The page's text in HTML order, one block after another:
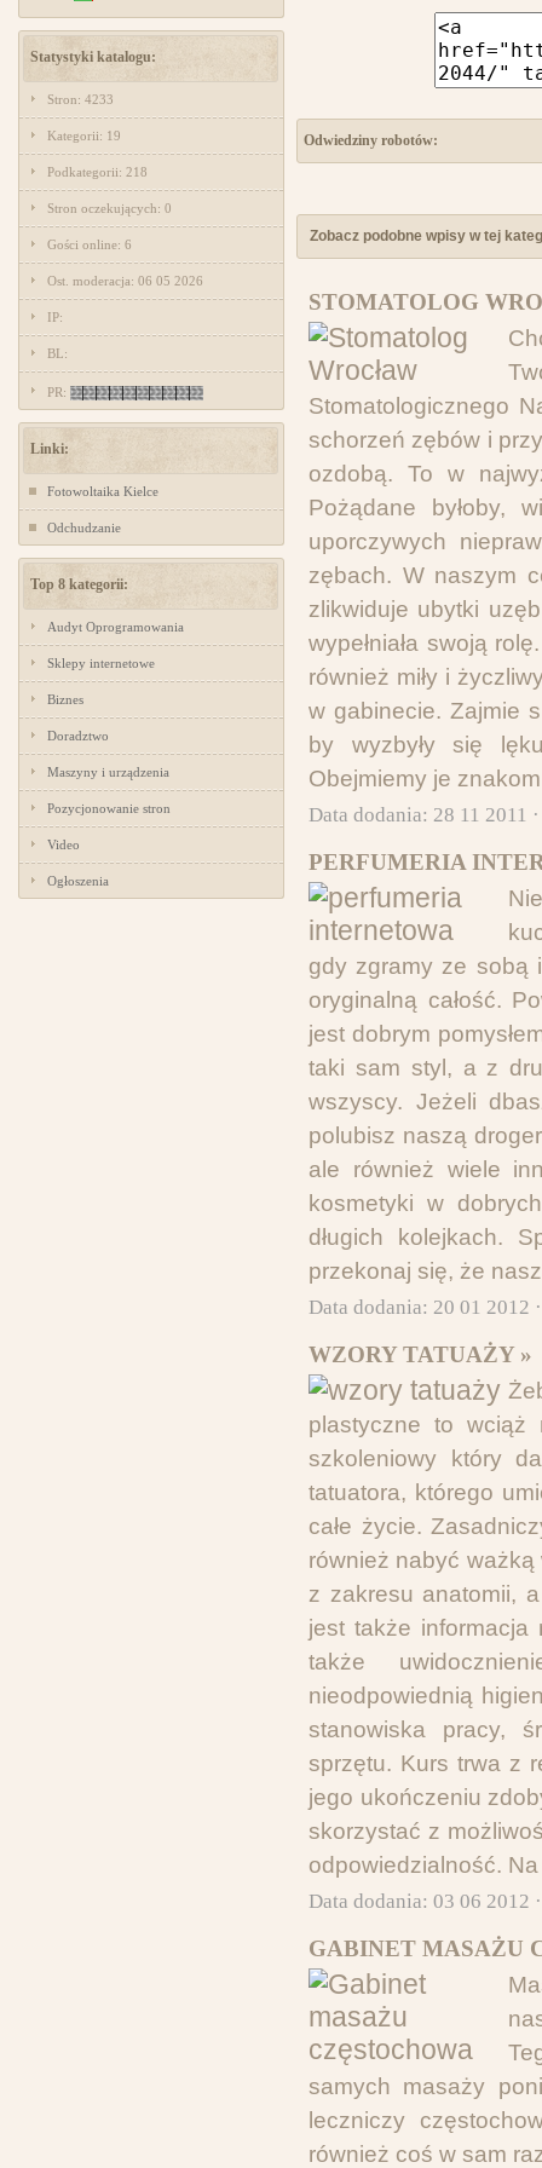
Statystyki katalogu:
Stron: 4233
Kategorii: 19
Podkategorii: 218
Stron oczekujących: 0
Gości online: 6
Ost. moderacja: 06 05 2026
IP:
BL:
PR:
Linki:
Fotowoltaika Kielce
Odchudzanie
Top 8 kategorii:
Audyt Oprogramowania
Sklepy internetowe
Biznes
Doradztwo
Maszyny i urządzenia
Pozycjonowanie stron
Video
Ogłoszenia
Odwiedziny robotów:
Zobacz podobne wpisy w tej
STOMATOLOG
Stomatologicznego
schorzeń zębów i
ozdobą. To w
Pożądane byłoby,
uporczywych
zębach. W naszym
zlikwiduje ubytki
wypełniała swoją
również miły i
w gabinecie. Zajmie
by wyzbyły się
Obejmiemy je
Data dodania: 28 11 2011
PERFUMERIA
gdy zgramy ze sobą
oryginalną całość.
jest dobrym
taki sam styl, a z
wszyscy. Jeżeli
polubisz naszą
ale również wiele
kosmetyki w
długich kolejkach.
przekonaj się, że
Data dodania: 20 01 2012
WZORY TATUAŻY »
plastyczne to wciąż
szkoleniowy który
tatuatora, którego
całe życie.
również nabyć ważką
z zakresu anatomii,
jest także
także
nieodpowiednią
stanowiska pracy,
sprzętu. Kurs trwa z
jego ukończeniu
skorzystać z
odpowiedzialność.
Data dodania: 03 06 2012
GABINET MASAŻU
samych masaży
leczniczy
również coś w sam